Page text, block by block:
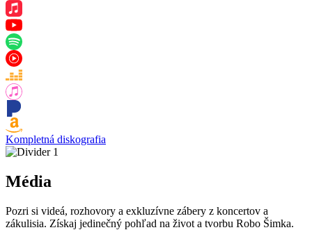
Kompletná diskografia
Média
Pozri si videá, rozhovory a exkluzívne zábery z koncertov a
zákulisia. Získaj jedinečný pohľad na život a tvorbu Robo Šimka.